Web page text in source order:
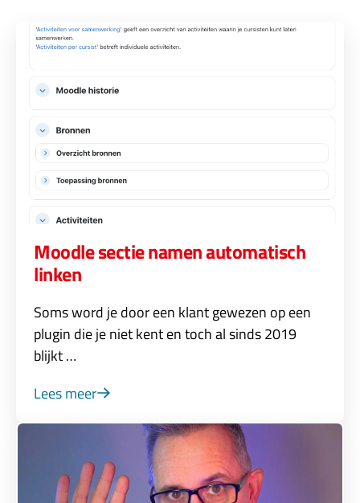
Moodle sectie namen automatisch
linken
Soms word je door een klant gewezen op een
plugin die je niet kent en toch al sinds 2019
blijkt …
Lees meer